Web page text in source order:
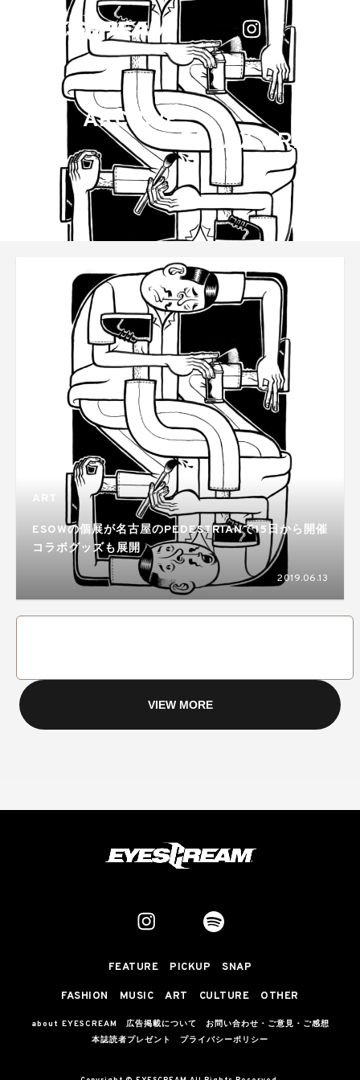
ARCHIVE
RELAX
ART
ESOWの個展が名古屋のPEDESTRIAN で15日から開催
コラボグッズも展開
2019.06.13
VIEW MORE
FEATURE PICKUP SNAP
FASHION MUSIC ART CULTURE OTHER
about EYESCREAM 広告掲載について
お問い合わせ・ご意見・ご感想
本誌読者プレゼント
プライバシーポリシー